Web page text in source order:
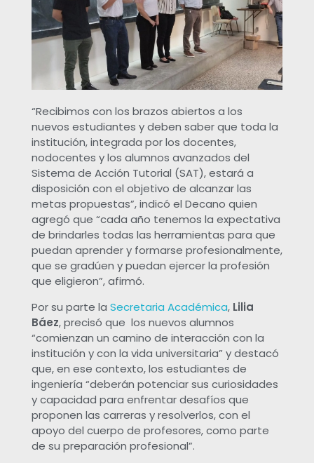
e
r
a
d
e
a
U
N
N
E
r
“Recibimos con los brazos abiertos a los
nuevos estudiantes y deben saber que toda la
institución, integrada por los docentes,
nodocentes y los alumnos avanzados del
Sistema de Acción Tutorial (SAT), estará a
disposición con el objetivo de alcanzar las
metas propuestas”, indicó el Decano quien
agregó que “cada año tenemos la expectativa
de brindarles todas las herramientas para que
puedan aprender y formarse profesionalmente,
que se gradúen y puedan ejercer la profesión
que eligieron”, afirmó.
Por su parte la Secretaria Académica, Lilia
Báez, precisó que los nuevos alumnos
“comienzan un camino de interacción con la
institución y con la vida universitaria” y destacó
que, en ese contexto, los estudiantes de
ingeniería “deberán potenciar sus curiosidades
y capacidad para enfrentar desafíos que
proponen las carreras y resolverlos, con el
apoyo del cuerpo de profesores, como parte
de su preparación profesional”.